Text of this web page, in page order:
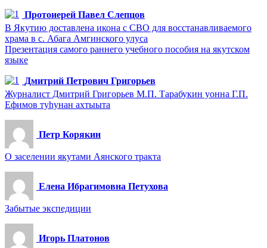
Протоиерей Павел Слепцов
В Якутию доставлена икона с СВО для восстанавливаемого
храма в с. Абага Амгинского улуса
Презентация самого раннего учебного пособия на якутском
языке
Дмитрий Петрович Григорьев
Журналист Дмитрий Григорьев М.П. Тарабукин уонна Г.П.
Ефимов туһунан ахтыыта
Петр Корякин
О заселении якутами Аянского тракта
Елена Ибрагимовна Петухова
Забытые экспедиции
Игорь Платонов